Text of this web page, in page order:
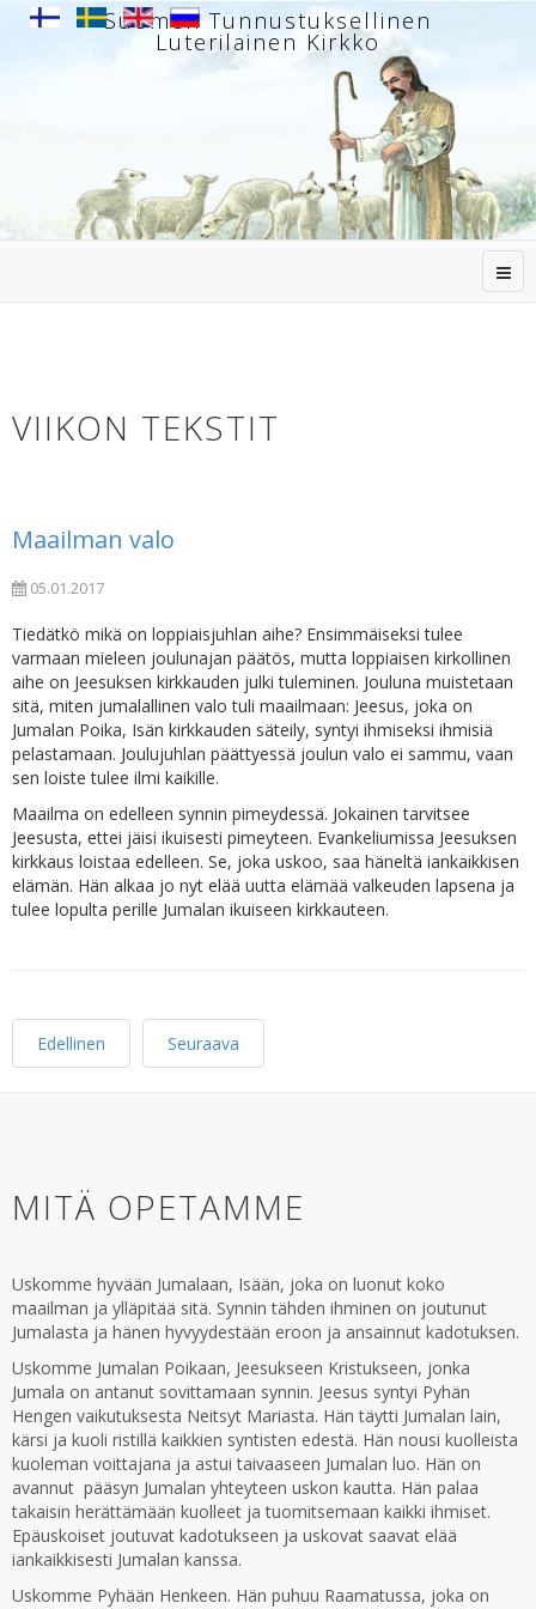
Suomen Tunnustuksellinen
Luterilainen Kirkko
VIIKON TEKSTIT
Maailman valo
05.01.2017
Tiedätkö mikä on loppiaisjuhlan aihe? Ensimmäiseksi tulee
varmaan mieleen joulunajan päätös, mutta loppiaisen kirkollinen
aihe on Jeesuksen kirkkauden julki tuleminen. Jouluna muistetaan
sitä, miten jumalallinen valo tuli maailmaan: Jeesus, joka on
Jumalan Poika, Isän kirkkauden säteily, syntyi ihmiseksi ihmisiä
pelastamaan. Joulujuhlan päättyessä joulun valo ei sammu, vaan
sen loiste tulee ilmi kaikille.
Maailma on edelleen synnin pimeydessä. Jokainen tarvitsee
Jeesusta, ettei jäisi ikuisesti pimeyteen. Evankeliumissa Jeesuksen
kirkkaus loistaa edelleen. Se, joka uskoo, saa häneltä iankaikkisen
elämän. Hän alkaa jo nyt elää uutta elämää valkeuden lapsena ja
tulee lopulta perille Jumalan ikuiseen kirkkauteen.
Edellinen Seuraava
MITÄ OPETAMME
Uskomme hyvään Jumalaan, Isään, joka on luonut koko
maailman ja ylläpitää sitä. Synnin tähden ihminen on joutunut
Jumalasta ja hänen hyvyydestään eroon ja ansainnut kadotuksen.
Uskomme Jumalan Poikaan, Jeesukseen Kristukseen, jonka
Jumala on antanut sovittamaan synnin. Jeesus syntyi Pyhän
Hengen vaikutuksesta Neitsyt Mariasta. Hän täytti Jumalan lain,
kärsi ja kuoli ristillä kaikkien syntisten edestä. Hän nousi kuolleista
kuoleman voittajana ja astui taivaaseen Jumalan luo. Hän on
avannut pääsyn Jumalan yhteyteen uskon kautta. Hän palaa
takaisin herättämään kuolleet ja tuomitsemaan kaikki ihmiset.
Epäuskoiset joutuvat kadotukseen ja uskovat saavat elää
iankaikkisesti Jumalan kanssa.
Uskomme Pyhään Henkeen. Hän puhuu Raamatussa, joka on